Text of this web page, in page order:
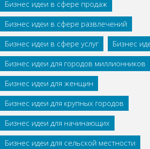
Бизнес идеи в сфере продаж
Бизнес идеи в сфере развлечений
Бизнес идеи в сфере услуг
Бизнес
Бизнес идеи для городов миллионников
Бизнес идеи для женщин
Бизнес идеи для крупных городов
Бизнес идеи для начинающих
Бизнес идеи для сельской местности